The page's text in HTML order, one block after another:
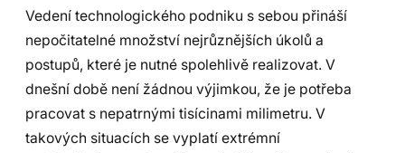
Vedení technologického podniku s sebou přináší
nepočitatelné množství nejrůznějších úkolů a
postupů, které je nutné spolehlivě realizovat. V
dnešní době není žádnou výjimkou, že je potřeba
pracovat s nepatrnými tisícinami milimetru. V
takových situacích se vyplatí extrémní